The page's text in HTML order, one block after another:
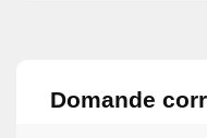
Domande